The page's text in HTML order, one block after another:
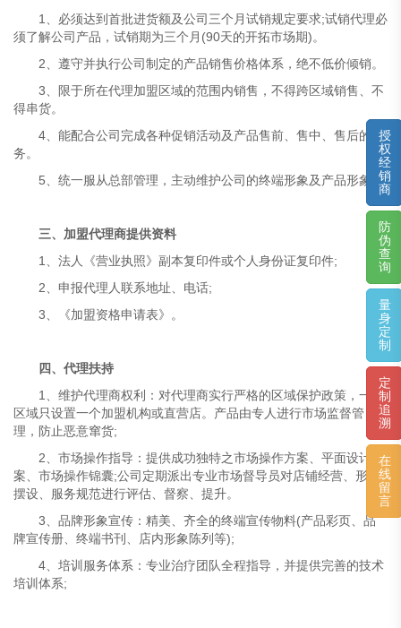
1、必须达到首批进货额及公司三个月试销规定要求;试销代理必
须了解公司产品，试销期为三个月(90天的开拓市场期)。
2、遵守并执行公司制定的产品销售价格体系，绝不低价倾销。
3、限于所在代理加盟区域的范围内销售，不得跨区域销售、不
得串货。
4、能配合公司完成各种促销活动及产品售前、售中、售后的服
务。
5、统一服从总部管理，主动维护公司的终端形象及产品形象。
三、加盟代理商提供资料
1、法人《营业执照》副本复印件或个人身份证复印件;
2、申报代理人联系地址、电话;
3、《加盟资格申请表》。
四、代理扶持
1、维护代理商权利：对代理商实行严格的区域保护政策，一个
区域只设置一个加盟机构或直营店。产品由专人进行市场监督管
理，防止恶意窜货;
2、市场操作指导：提供成功独特之市场操作方案、平面设计文
案、市场操作锦囊;公司定期派出专业市场督导员对店铺经营、形象
摆设、服务规范进行评估、督察、提升。
3、品牌形象宣传：精美、齐全的终端宣传物料(产品彩页、品
牌宣传册、终端书刊、店内形象陈列等);
4、培训服务体系：专业治疗团队全程指导，并提供完善的技术
培训体系;
授
权
经
销
商
防
伪
查
询
量
身
定
制
定
制
追
溯
在
线
留
言